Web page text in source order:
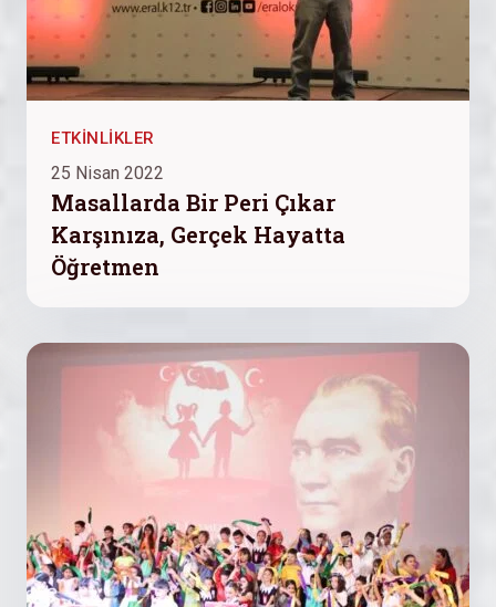
ETKINLIKLER
25 Nisan 2022
Masallarda Bir Peri Çıkar
Karşınıza, Gerçek Hayatta
Öğretmen